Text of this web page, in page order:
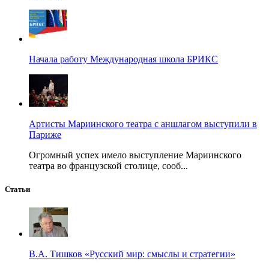
Начала работу Международная школа БРИКС
Артисты Мариинского театра с аншлагом выступили в
Париже
Огромный успех имело выступление Мариинского
театра во французской столице, сооб...
Статьи
В.А. Тишков «Русский мир: смыслы и стратегии»